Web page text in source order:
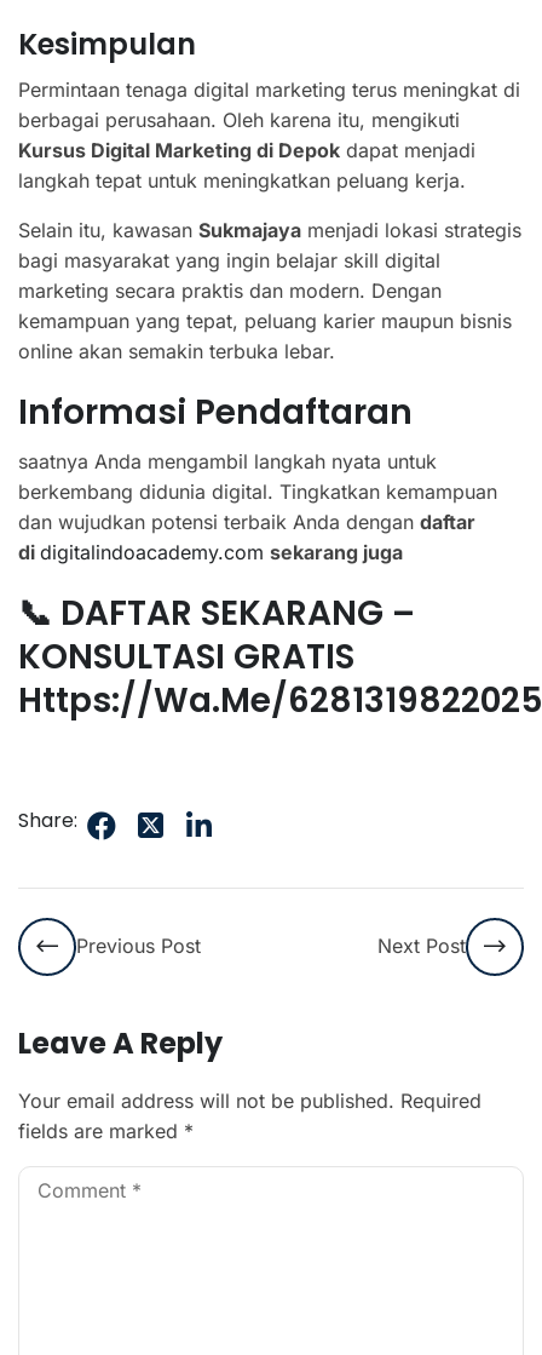
Kesimpulan
Permintaan tenaga digital marketing terus meningkat di
berbagai perusahaan. Oleh karena itu, mengikuti
Kursus Digital Marketing di Depok dapat menjadi
langkah tepat untuk meningkatkan peluang kerja.
Selain itu, kawasan Sukmajaya menjadi lokasi strategis
bagi masyarakat yang ingin belajar skill digital
marketing secara praktis dan modern. Dengan
kemampuan yang tepat, peluang karier maupun bisnis
online akan semakin terbuka lebar.
Informasi Pendaftaran
saatnya Anda mengambil langkah nyata untuk
berkembang didunia digital. Tingkatkan kemampuan
dan wujudkan potensi terbaik Anda dengan daftar
di digitalindoacademy.com sekarang juga
📞 DAFTAR SEKARANG –
KONSULTASI GRATIS
Https://wa.me/6281319822025
Share:
Previous Post Next Post
Leave A Reply
Your email address will not be published. Required
fields are marked *